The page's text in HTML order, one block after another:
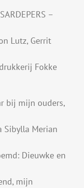
–
Lutz, Gerrit
Fokke
bij mijn ouders,
Sibylla Merian
Dieuwke en
mijn